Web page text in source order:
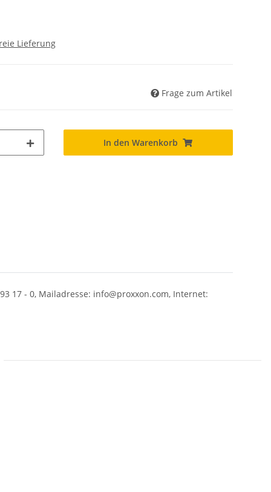
Lieferung
Frage zum Artikel
In den Warenkorb
17 - 0, Mailadresse: info@proxxon.com, Internet: